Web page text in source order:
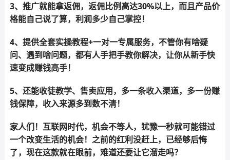
3、推广就能拿返佣，返佣比例高达30%以上，而且产品价
格能自己说了算，利润多少自己掌控！
4、提供全套实操教程+一对一专属服务，不管你有啥疑
问、遇到啥问题，都有人手把手教你解决，让你从新手快
速变成赚钱高手！
5、还能收徒教学、售卖应用，多一条收入渠道，多一份赚
钱保障，收入来源多到数不清！
家人们！互联网时代，机会不等人，犹豫一秒就可能错过
一个改变生活的机会！之前的红利没赶上，已经够后悔
了，现在这款就在眼前，难道还要让它溜走吗？